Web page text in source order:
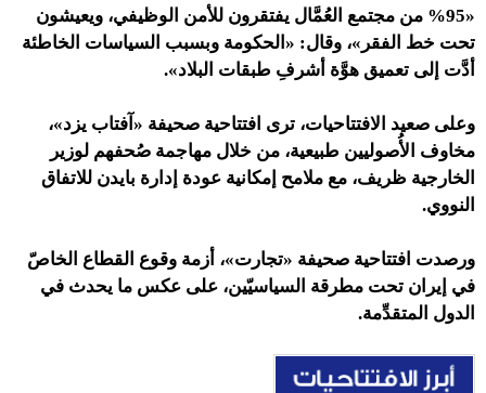
«95% من مجتمع العُمَّال يفتقرون للأمن الوظيفي، ويعيشون
تحت خط الفقر»، وقال: «الحكومة وبسبب السياسات الخاطئة
أدَّت إلى تعميق هوَّة أشرفِ طبقات البلاد».
وعلى صعيد الافتتاحيات، ترى افتتاحية صحيفة «آفتاب يزد»،
مخاوف الأُصوليين طبيعية، من خلال مهاجمة صُحفهم لوزير
الخارجية ظريف، مع ملامح إمكانية عودة إدارة بايدن للاتفاق
النووي.
ورصدت افتتاحية صحيفة «تجارت»، أزمة وقوع القطاع الخاصّ
في إيران تحت مطرقة السياسيّين، على عكس ما يحدث في
الدول المتقدِّمة.